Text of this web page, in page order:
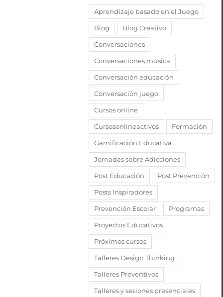
Aprendizaje basado en el Juego
Blog Blog Creativo
Conversaciones
Conversaciones música
Conversación educación
Conversación juego
Cursos online
Cursosonlineactivos Formación
Gamificación Educativa
Jornadas sobre Adicciones
Post Educación Post Prevención
Posts Inspiradores
Prevención Escolar Programas
Proyectos Educativos
Próximos cursos
Talleres Design Thinking
Talleres Preventivos
Talleres y sesiones presenciales